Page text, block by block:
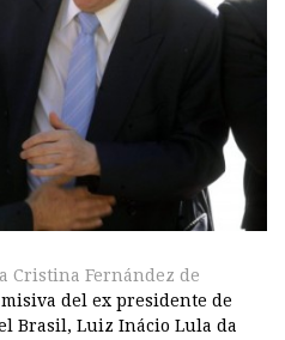
Cristina Fernández de
del ex presidente de
Brasil, Luiz Inácio Lula da